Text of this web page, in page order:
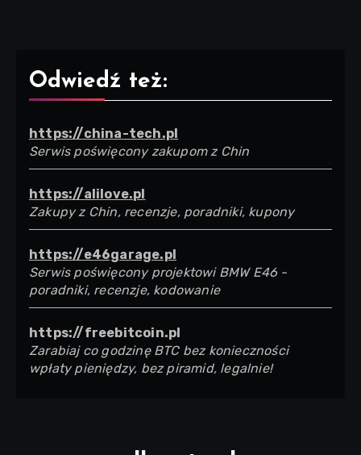
Odwiedź też:
https://china-tech.pl
Serwis poświęcony zakupom z Chin
https://alilove.pl
Zakupy z Chin, recenzje, poradniki, kupony
https://e46garage.pl
Serwis poświęcony projektowi BMW E46 -
poradniki, recenzje, kodowanie
https://freebitcoin.pl
Zarabiaj co godzinę BTC bez konieczności
wpłaty pieniędzy, bez piramid, legalnie!